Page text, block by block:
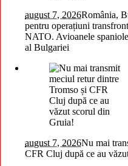
august 7, 2026România,
pentru operațiuni
NATO. Avioanele
al Bulgariei
august 7, 2026Nu mai
CFR Cluj după ce au